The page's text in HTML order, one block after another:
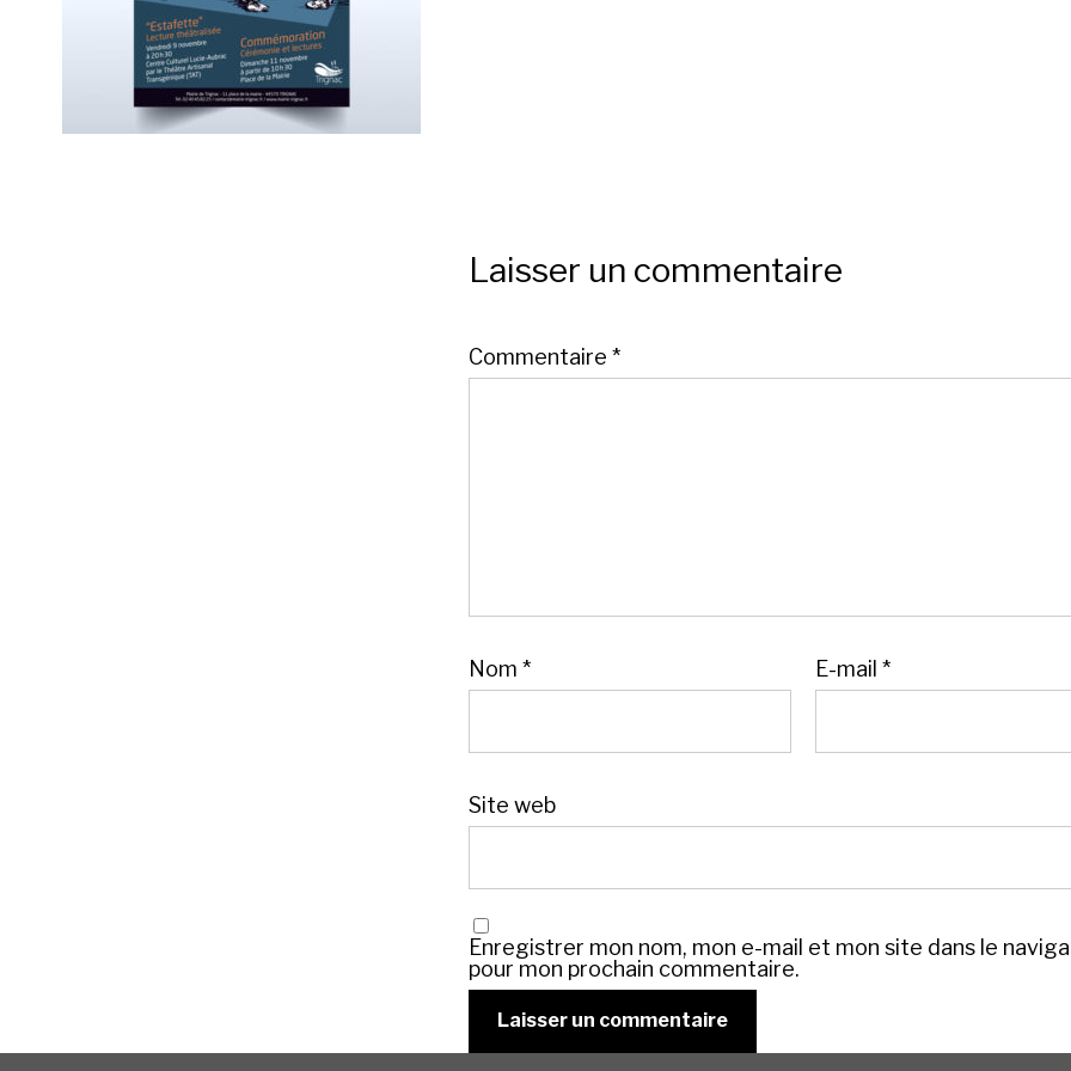
Laisser un commentaire
Commentaire *
Nom * E-mail *
Site web
Enregistrer mon nom, mon e-mail et mon site dans le
pour mon prochain commentaire.